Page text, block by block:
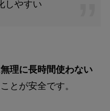
しやすい
理に長時間使わない
とが安全です。